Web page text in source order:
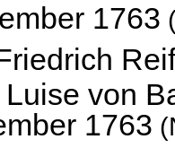
1763
von
1763